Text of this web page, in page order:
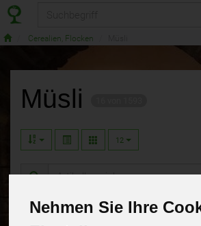
Nehmen Sie Ihre
Cerealien, Flocken
Müsli
12
Hersteller Ernährung